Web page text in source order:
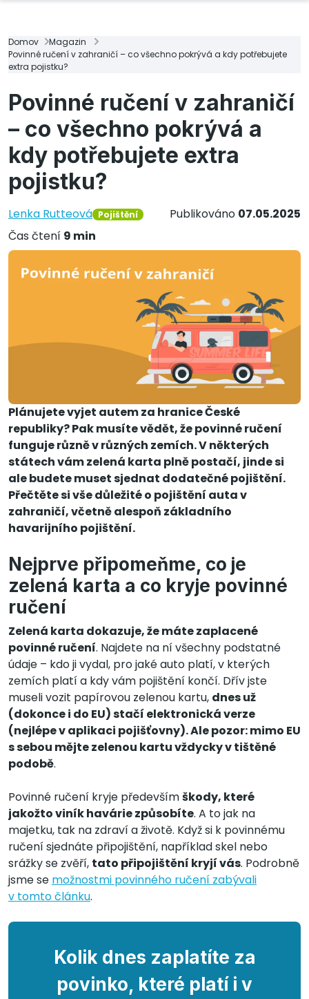
Domov
Magazin
Povinné ručení v zahraničí – co všechno pokrývá a kdy potřebujete
extra pojistku?
Povinné ručení v zahraničí
– co všechno pokrývá a
kdy potřebujete extra
pojistku?
Lenka Rutteová Pojištění Publikováno 07.05.2025
Čas čtení 9 min
Plánujete vyjet autem za hranice České
republiky? Pak musíte vědět, že povinné ručení
funguje různě v různých zemích. V některých
státech vám zelená karta plně postačí, jinde si
ale budete muset sjednat dodatečné pojištění.
Přečtěte si vše důležité o pojištění auta v
zahraničí, včetně alespoň základního
havarijního pojištění.
Nejprve připomeňme, co je
zelená karta a co kryje povinné
ručení
Zelená karta dokazuje, že máte zaplacené
povinné ručení. Najdete na ní všechny podstatné
údaje – kdo ji vydal, pro jaké auto platí, v kterých
zemích platí a kdy vám pojištění končí. Dřív jste
museli vozit papírovou zelenou kartu, dnes už
(dokonce i do EU) stačí elektronická verze
(nejlépe v aplikaci pojišťovny). Ale pozor: mimo EU
s sebou mějte zelenou kartu vždycky v tištěné
podobě.
Povinné ručení kryje předevšímškody, které
jakožto viník havárie způsobíte. A to jak na
majetku, tak na zdraví a životě. Když si k povinnému
ručení sjednáte připojištění, například skel nebo
srážky se zvěří, tato připojištění kryjí vás. Podrobně
jsme se možnostmi povinného ručení zabývali
v tomto článku.
Kolik dnes zaplatíte za
povinko, které platí i v